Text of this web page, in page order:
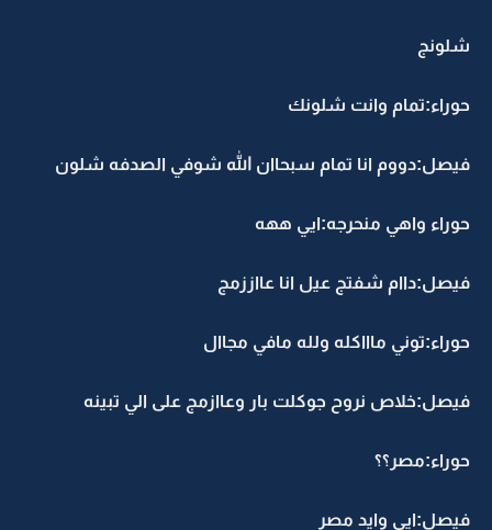
شلونج
حوراء:تمام وانت شلونك
فيصل:دووم انا تمام سبحاان الله شوفي الصدفه شلون
حوراء واهي منحرجه:ايي ههه
فيصل:داام شفتج عيل انا عااززمج
حوراء:توني ماااكله ولله مافي مجاال
فيصل:خلاص نروح جوكلت بار وعاازمج على الي تبينه
حوراء:مصر؟؟
فيصل:ايي وايد مصر